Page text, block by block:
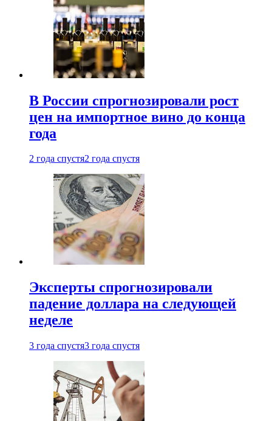
В России спрогнозировали рост
цен на импортное вино до конца
года
2 года спустя2 года спустя
Эксперты спрогнозировали
падение доллара на следующей
неделе
3 года спустя3 года спустя